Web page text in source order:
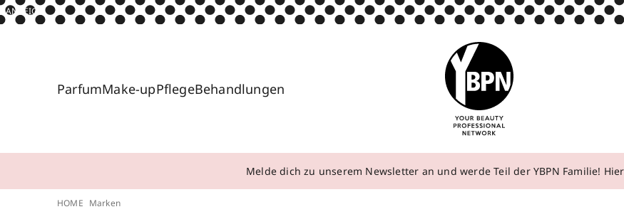
ANZEIGE
ParfumMake-upPflegeBehandlungen
Melde dich zu unserem Newsletter an und werde Teil der YBPN Familie!
HOME Marken